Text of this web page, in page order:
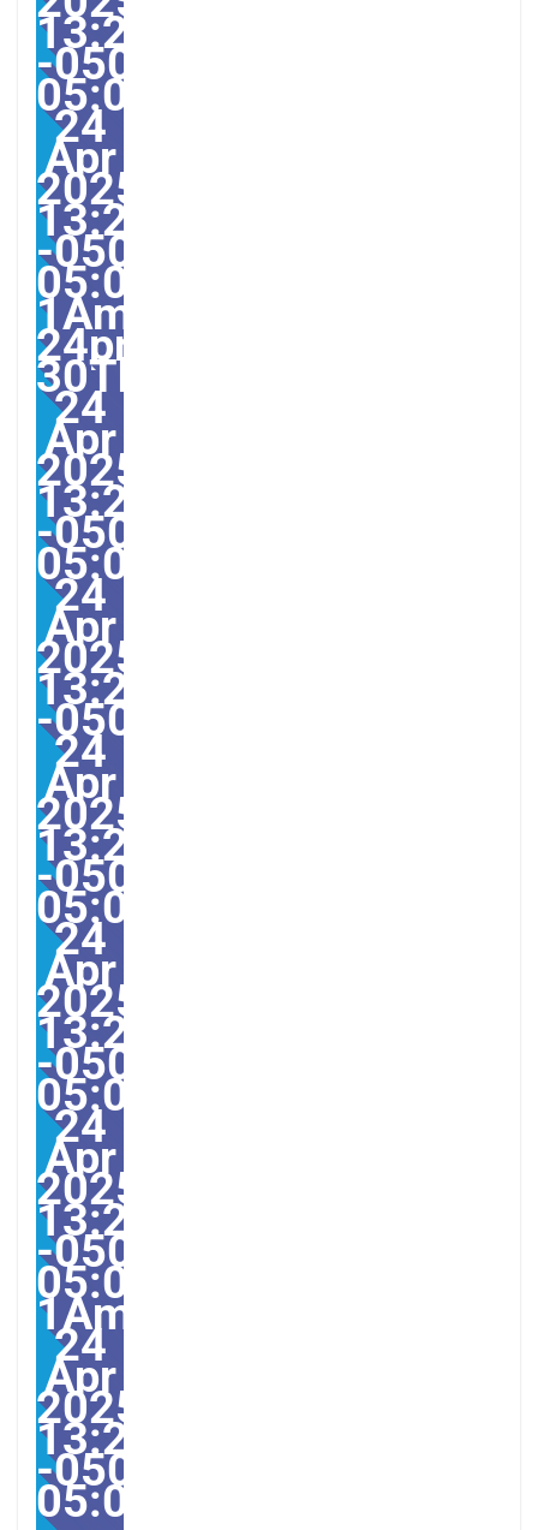
13:23:00
-0500-
05:000030#30Thu,
24
Apr
2025
13:23:00
-0500-
05:00-
1America/
24pm30pm-
30Thu,
24
Apr
2025
13:23:00
-0500-
05:001America/
24
Apr
2025
13:23:00
-
24
Apr
2025
13:23:00
-0500-
05:00America/
24
Apr
2025
13:23:00
-0500-
05:000030#/30Thu,
24
Apr
2025
13:23:00
-0500-
05:00-
1America/
24
Apr
2025
13:23:00
-0500-
05:00America/